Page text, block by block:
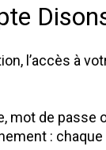
l’accès à
mot de passe
: